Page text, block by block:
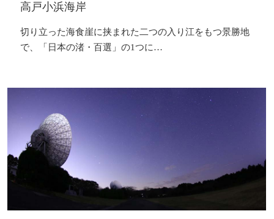
高戸小浜海岸
切り立った海食崖に挟まれた二つの入り江をもつ景勝地
で、「日本の渚・百選」の1つに…